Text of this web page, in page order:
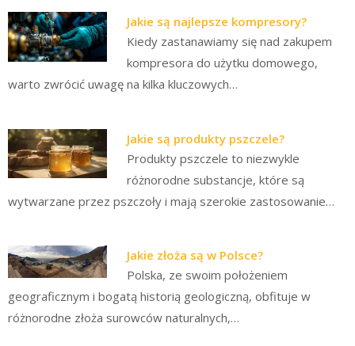
Jakie są najlepsze kompresory?
Kiedy zastanawiamy się nad zakupem
kompresora do użytku domowego,
warto zwrócić uwagę na kilka kluczowych…
Jakie są produkty pszczele?
Produkty pszczele to niezwykle
różnorodne substancje, które są
wytwarzane przez pszczoły i mają szerokie zastosowanie…
Jakie złoża są w Polsce?
Polska, ze swoim położeniem
geograficznym i bogatą historią geologiczną, obfituje w
różnorodne złoża surowców naturalnych,…